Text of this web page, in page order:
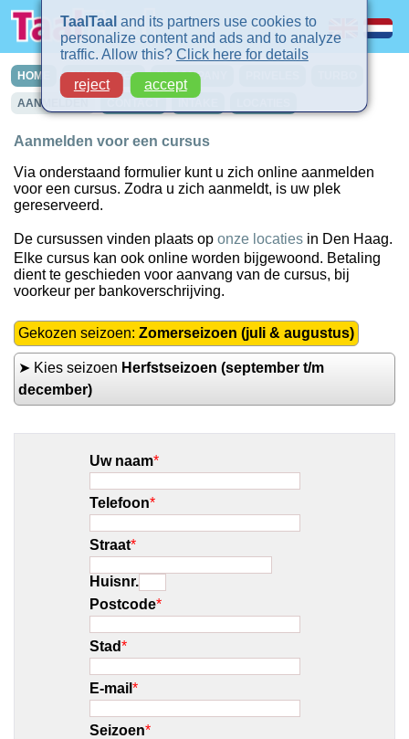
HOME CURSUSSEN IN-COMPANY
AANMELDEN
Aanmelden voor een cursus
Via onderstaand formulier kunt u zich online aanmelden
voor een cursus. Zodra u zich aanmeldt, is uw plek
gereserveerd.
De cursussen vinden plaats op onze locaties in Den Haag.
Elke cursus kan ook online worden bijgewoond. Betaling
dient te geschieden voor aanvang van de cursus, bij
voorkeur per bankoverschrijving.
Gekozen seizoen: Zomerseizoen (juli & augustus)
➤ Kies seizoen Herfstseizoen (september t/m
december)
Uw naam*
Telefoon*
Straat*
Huisnr.
Postcode*
Stad*
E-mail *
Seizoen*
TaalTaal and its partners use cookies to
personalize content and ads and to analyze
traffic. Allow this? Click here for details
reject
accept